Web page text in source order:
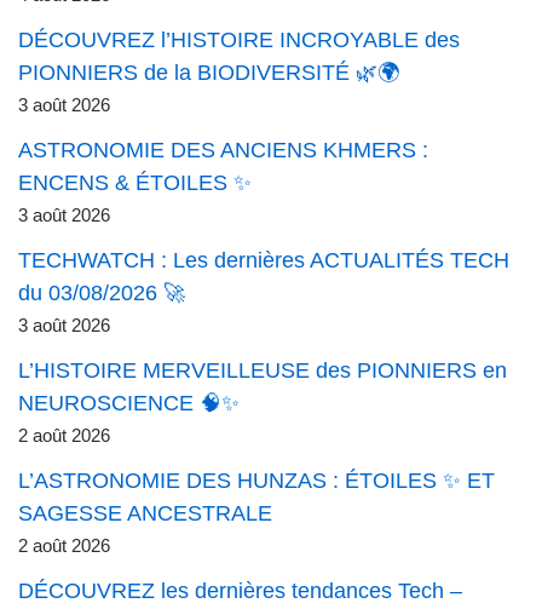
DÉCOUVREZ l’HISTOIRE INCROYABLE des
PIONNIERS de la BIODIVERSITÉ 🌿🌍
3 août 2026
ASTRONOMIE DES ANCIENS KHMERS :
ENCENS & ÉTOILES ✨
3 août 2026
TECHWATCH : Les dernières ACTUALITÉS TECH
du 03/08/2026 🚀
3 août 2026
L’HISTOIRE MERVEILLEUSE des PIONNIERS en
NEUROSCIENCE 🧠✨
2 août 2026
L’ASTRONOMIE DES HUNZAS : ÉTOILES ✨ ET
SAGESSE ANCESTRALE
2 août 2026
DÉCOUVREZ les dernières tendances Tech –